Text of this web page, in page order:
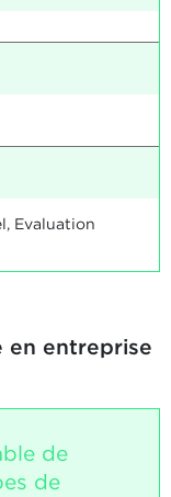
Evaluation
en entreprise
de
de